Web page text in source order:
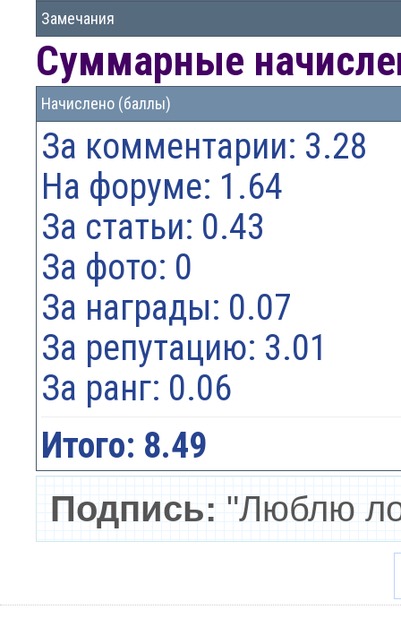
Замечания
Суммарные
Начислено (баллы)
За комментарии: 3.28
На форуме: 1.64
За статьи: 0.43
За фото: 0
За награды: 0.07
За репутацию: 3.01
За ранг: 0.06
Итого: 8.49
Подпись: "Люблю